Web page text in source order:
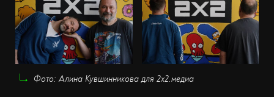
Фото: Алина Кувшинникова для 2х2.медиа